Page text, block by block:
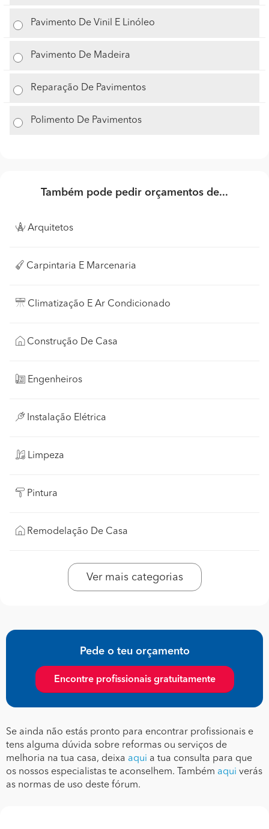
Pavimento De Vinil E Linóleo
Pavimento De Madeira
Reparação De Pavimentos
Polimento De Pavimentos
Também pode pedir orçamentos de...
Arquitetos
Carpintaria E Marcenaria
Climatização E Ar Condicionado
Construção De Casa
Engenheiros
Instalação Elétrica
Limpeza
Pintura
Remodelação De Casa
Ver mais categorias
Pede o teu orçamento
Encontre profissionais gratuitamente
Se ainda não estás pronto para encontrar profissionais e
tens alguma dúvida sobre reformas ou serviços de
melhoria na tua casa, deixa aqui a tua consulta para que
os nossos especialistas te aconselhem. Também aqui verás
as normas de uso deste fórum.